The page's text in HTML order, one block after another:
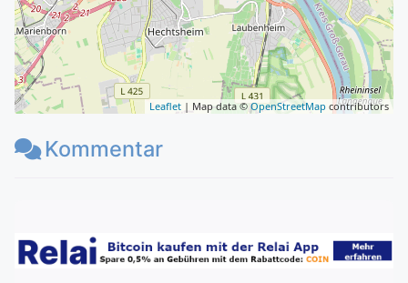
Leaflet | Map data ©OpenStreetMap contributors
Kommentar